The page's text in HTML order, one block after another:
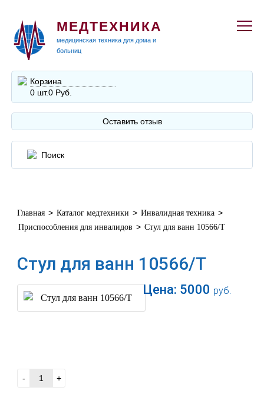
МЕДТЕХНИКА
медицинская техника для дома и
больниц
Корзина
0 шт.0 Руб.
Оставить отзыв
Главная > Каталог медтехники > Инвалидная техника >
Приспособления для инвалидов > Стул для ванн 10566/T
Стул для ванн 10566/T
Цена: 5000 руб.
- +